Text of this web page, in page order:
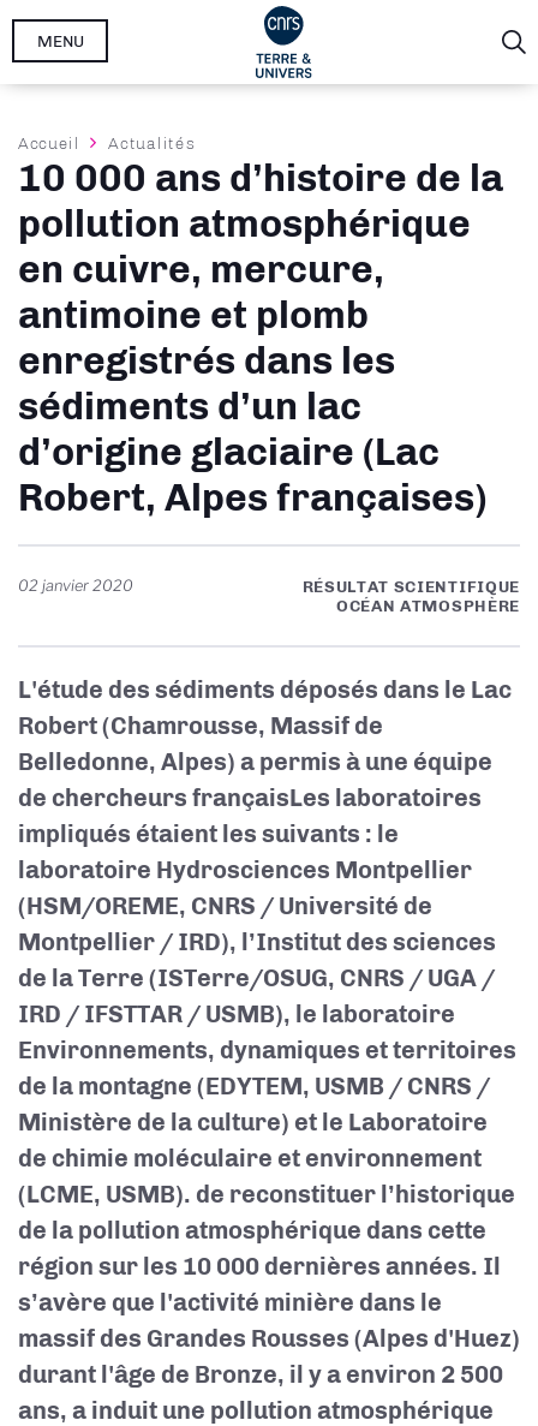
Aller
MENU
Fil
d'Ariane
Accueil Actualités
10 000 ans d’histoire de la
pollution atmosphérique
en cuivre, mercure,
antimoine et plomb
enregistrés dans les
sédiments d’un lac
d’origine glaciaire (Lac
Robert, Alpes françaises)
02 janvier 2020
RÉSULTAT SCIENTIFIQUE
OCÉAN ATMOSPHÈRE
L'étude des sédiments déposés dans le Lac
Robert (Chamrousse, Massif de
Belledonne, Alpes) a permis à une équipe
de chercheurs françaisLes laboratoires
impliqués étaient les suivants : le
laboratoire Hydrosciences Montpellier
(HSM/OREME, CNRS / Université de
Montpellier / IRD), l’Institut des sciences
de la Terre (ISTerre/OSUG, CNRS / UGA /
IRD / IFSTTAR / USMB), le laboratoire
Environnements, dynamiques et territoires
de la montagne (EDYTEM, USMB / CNRS /
Ministère de la culture) et le Laboratoire
de chimie moléculaire et environnement
(LCME, USMB). de reconstituer l’historique
de la pollution atmosphérique dans cette
région sur les 10 000 dernières années. Il
s’avère que l'activité minière dans le
massif des Grandes Rousses (Alpes d'Huez)
durant l'âge de Bronze, il y a environ 2 500
ans, a induit une pollution atmosphérique